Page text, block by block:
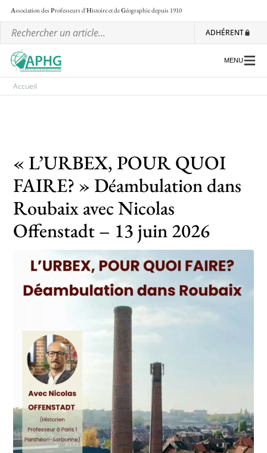
Association desProfesseurs d'Histoire et deGéographiedepuis 1910
ADHÉRENT
Les ateliers nationaux
Communiqués et motions
Lettre d’information de l’APHG
L’APHG dans la presse
Toutes les actualités
Les rendez-vous de l’APHG
Concours de recrutement
Concours scolaires
Conférences, tables rondes
Critique d’ouvrages publiés
MENU
Accueil
« L’URBEX, POUR QUOI
FAIRE? » Déambulation dans
Roubaix avec Nicolas
Offenstadt – 13 juin 2026